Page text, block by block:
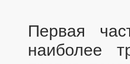
Первая
наиболее